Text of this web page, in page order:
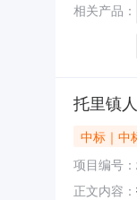
相关产品：
托里镇
中标｜中
项目编号：
正文内容：